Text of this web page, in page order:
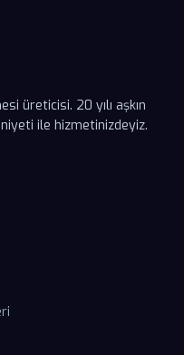
üreticisi. 20 yılı aşkın
ile hizmetinizdeyiz.